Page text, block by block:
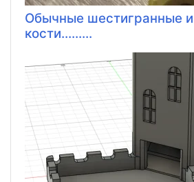
Обычные шестигранные
кости.........